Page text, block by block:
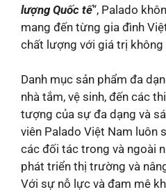
lượng Quốc tế“, Palado
mang đến từng gia đình
chất lượng với giá trị
Danh mục sản phẩm đa
nhà tắm, vệ sinh, đến các
tượng của sự đa dạng và
viên Palado Việt Nam luôn
các đối tác trong và ngoài
phát triển thị trường và
Với sự nỗ lực và đam mê